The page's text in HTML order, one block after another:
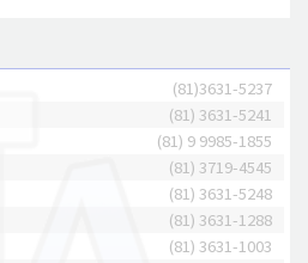
(81)3631-5237
(81) 3631-5241
(81) 9 9985-1855
(81) 3719-4545
(81) 3631-5248
(81) 3631-1288
(81) 3631-1003